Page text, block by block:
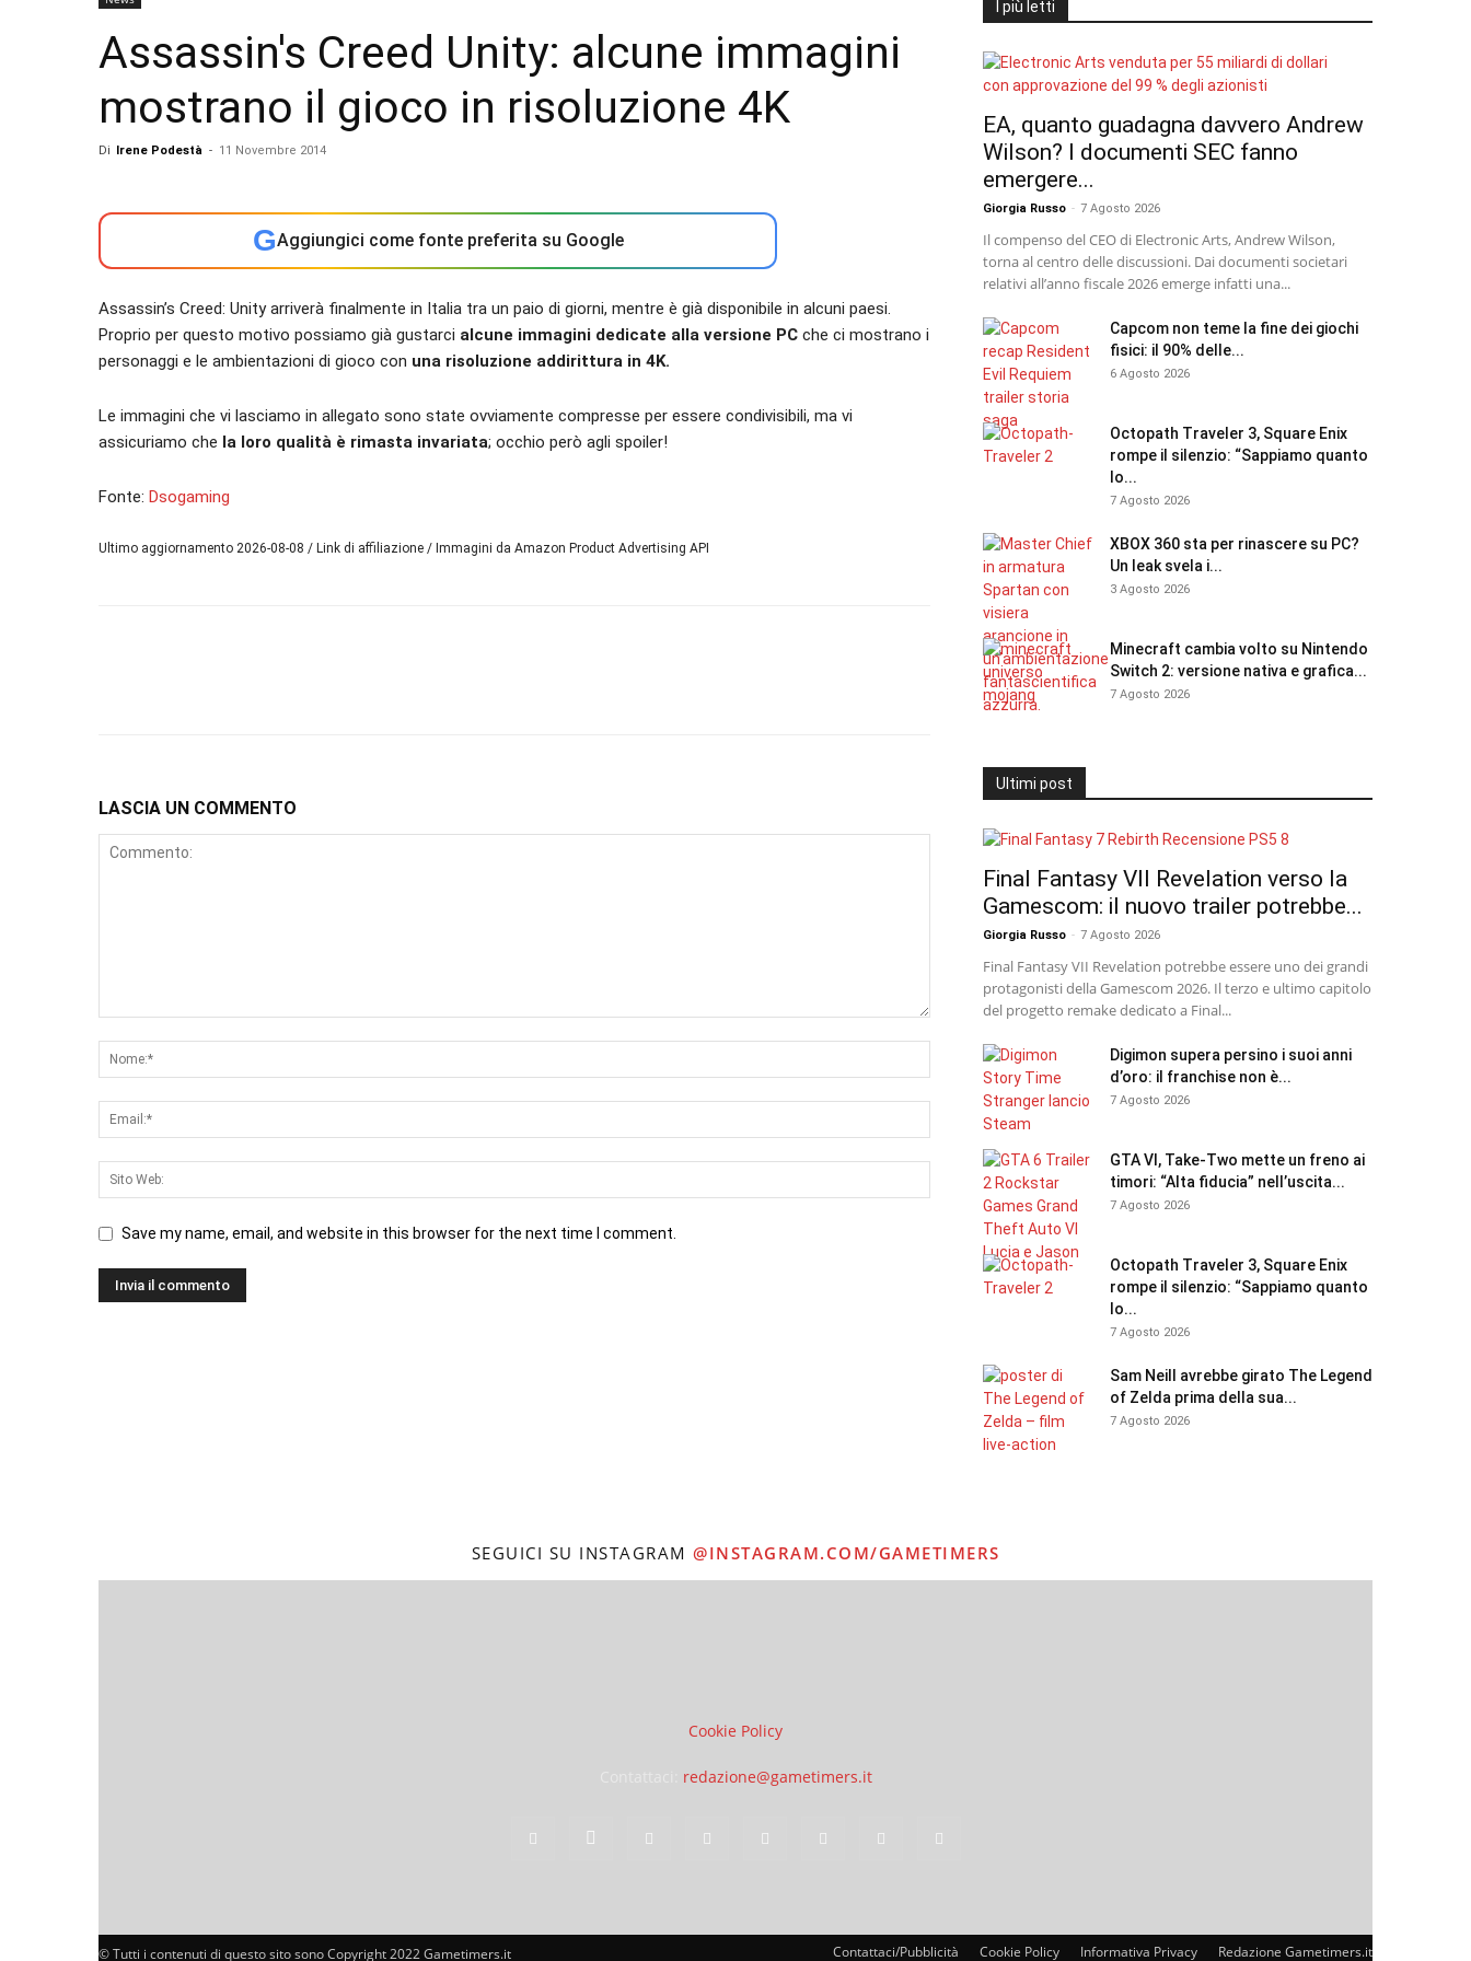
Assassin's Creed Unity: alcune immagini
mostrano il gioco in risoluzione 4K
Di Irene Podestà - 11 Novembre 2014
GAggiungici come fonte preferita su Google
Assassin’s Creed: Unity arriverà finalmente in Italia tra un paio di giorni, mentre è già disponibile in alcuni paesi.
Proprio per questo motivo possiamo già gustarci alcune immagini dedicate alla versione PC che ci mostrano i
personaggi e le ambientazioni di gioco con una risoluzione addirittura in 4K.
Le immagini che vi lasciamo in allegato sono state ovviamente compresse per essere condivisibili, ma vi
assicuriamo che la loro qualità è rimasta invariata; occhio però agli spoiler!
Fonte: Dsogaming
Ultimo aggiornamento 2026-08-08 / Link di affiliazione / Immagini da Amazon Product Advertising API
LASCIA UN COMMENTO
Save my name, email, and website in this browser for the next time I comment.
I più letti
EA, quanto guadagna davvero Andrew
Wilson? I documenti SEC fanno
emergere...
Giorgia Russo - 7 Agosto 2026
Il compenso del CEO di Electronic Arts, Andrew Wilson,
torna al centro delle discussioni. Dai documenti societari
relativi all’anno fiscale 2026 emerge infatti una...
Capcom non teme la fine dei giochi
fisici: il 90% delle...
6 Agosto 2026
Octopath Traveler 3, Square Enix
rompe il silenzio: “Sappiamo quanto
lo...
7 Agosto 2026
XBOX 360 sta per rinascere su PC?
Un leak svela i...
3 Agosto 2026
Minecraft cambia volto su Nintendo
Switch 2: versione nativa e grafica...
7 Agosto 2026
Ultimi post
Final Fantasy VII Revelation verso la
Gamescom: il nuovo trailer potrebbe...
Giorgia Russo - 7 Agosto 2026
Final Fantasy VII Revelation potrebbe essere uno dei grandi
protagonisti della Gamescom 2026. Il terzo e ultimo capitolo
del progetto remake dedicato a Final...
Digimon supera persino i suoi anni
d’oro: il franchise non è...
7 Agosto 2026
GTA VI, Take-Two mette un freno ai
timori: “Alta fiducia” nell’uscita...
7 Agosto 2026
Octopath Traveler 3, Square Enix
rompe il silenzio: “Sappiamo quanto
lo...
7 Agosto 2026
Sam Neill avrebbe girato The Legend
of Zelda prima della sua...
7 Agosto 2026
SEGUICI SU INSTAGRAM @INSTAGRAM.COM/GAMETIMERS
Cookie Policy
redazione@gametimers.it
Contattaci/Pubblicità Cookie Policy Informativa Privacy Redazione Gametimers.it
© Tutti i contenuti di questo sito sono Copyright 2022 Gametimers.it